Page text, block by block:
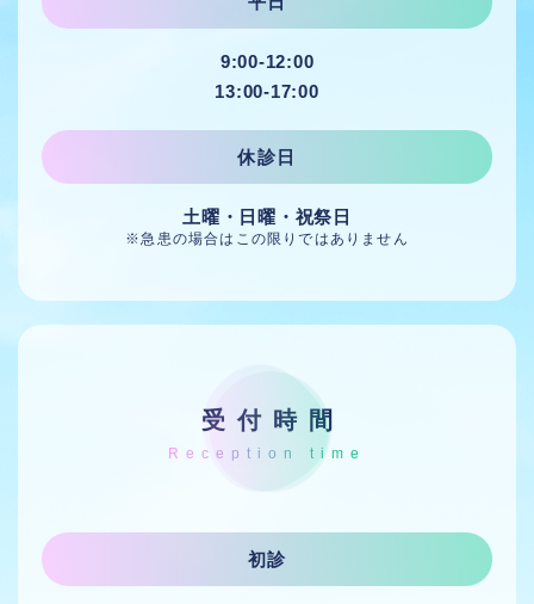
9:00-12:00
13:00-17:00
休診日
土曜・日曜・祝祭日
※急患の場合はこの限りではありません
受付時間
初診